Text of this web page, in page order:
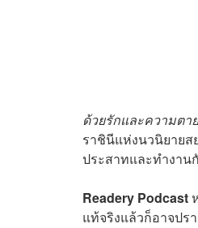
ด้วยรักและความตาย
ราชินีแห่งนวนิยายส
ประสาทและทำงาน
Readery Podcast
แท้จริงแล้วก็อาจปร